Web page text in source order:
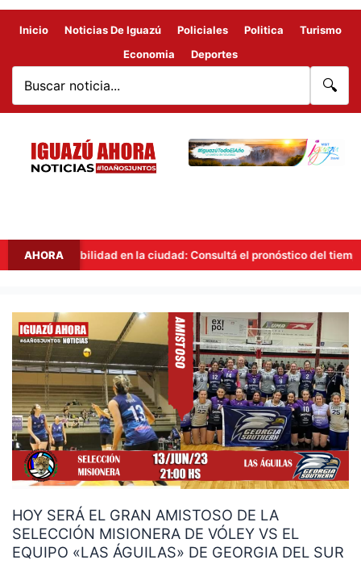
Inicio Noticias De Iguazú Policiales Politica
Turismo
Economia
Deportes
🔍
AHORA
Inestabilidad en la ciudad: Consultá el pronóstico del tiempo en
HOY SERÁ EL GRAN AMISTOSO DE LA
SELECCIÓN MISIONERA DE VÓLEY VS EL
EQUIPO «LAS ÁGUILAS» DE GEORGIA DEL SUR
HOY
SERÁ
EL
AMISTOSO
DE
LA
SELECCIÓN
MISIONERA
VÓLEY
VS
EL